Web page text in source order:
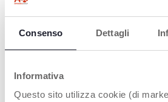
Consenso Dettagli
Informativa
Questo sito utilizza cookie (di
SCHULTERN
EINSTELLBAR